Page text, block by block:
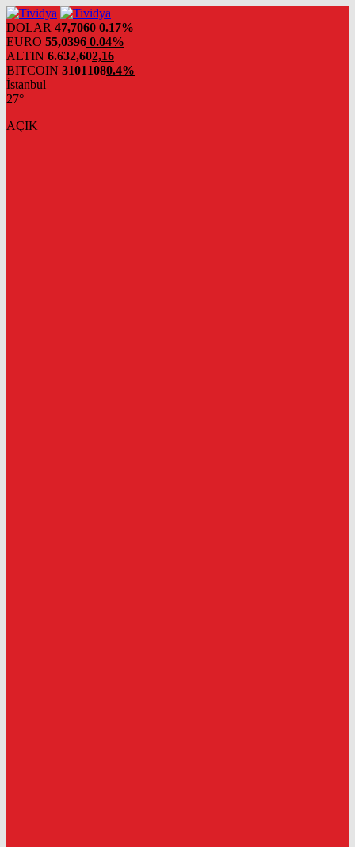
evden
eve
nakliyat
DOLAR 47,7060 0.17%
EURO 55,0396 0.04%
ALTIN 6.632,602,16
BITCOIN 31011080.4%
İstanbul
27°
AÇIK